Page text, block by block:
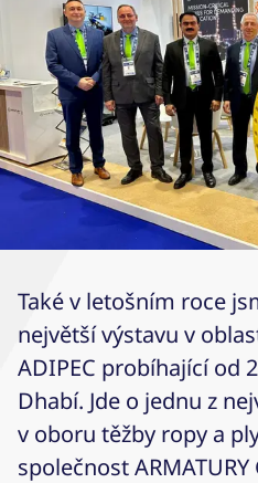
Také v letošním roce
největší výstavu v
ADIPEC probíhající od
Dhabí. Jde o jednu z
v oboru těžby ropy a
společnost